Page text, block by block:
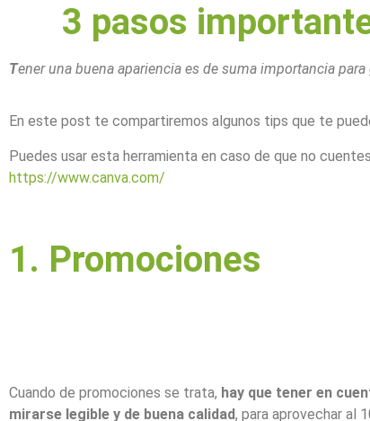
3 pasos
Tener una buena apariencia es de suma importancia
En este post te compartiremos algunos tips que te
Puedes usar esta herramienta en caso de que no
https://www.canva.com/
1. Promociones
Cuando de promociones se trata, hay que tener en
mirarse legible y de buena calidad, para aprovechar al